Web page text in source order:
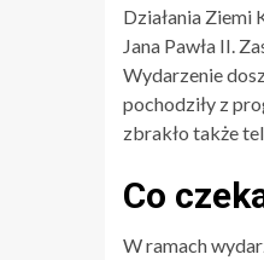
Działania Ziemi
Jana Pawła II.
Wydarzenie
pochodziły z
zbrakło także
Co
W ramach